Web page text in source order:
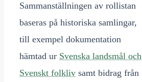
Sammanställningen av rollistan
baseras på historiska samlingar,
till exempel dokumentation
hämtad ur Svenska landsmål och
Svenskt folkliv samt bidrag från